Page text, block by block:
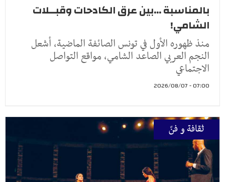
بالمناسبة ...بين عرق الكادحات وقبــلات
الشامي!
منذ ظهوره الأول في تونس الصائفة الماضية، أشعل
النجم العربي الصاعد الشامي، مواقع التواصل
الاجتماعي
07:00 - 2026/08/07
ثقافة و فنّ